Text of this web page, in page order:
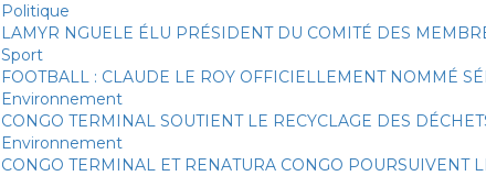
Politique
LAMYR NGUELE ÉLU PRÉSIDENT DU COMITÉ DES
Sport
FOOTBALL : CLAUDE LE ROY OFFICIELLEMENT NOMMÉ
Environnement
CONGO TERMINAL SOUTIENT LE RECYCLAGE DES
Environnement
CONGO TERMINAL ET RENATURA CONGO POURSUIVENT